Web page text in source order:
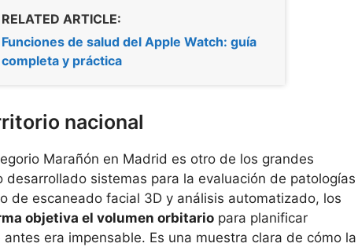
RELATED ARTICLE:
Funciones de salud del Apple Watch: guía
completa y práctica
nacional
Marañón en Madrid es otro de los grandes
sistemas para la evaluación de patologías
de escaneado facial 3D y análisis automatizado, los
objetiva el volumen orbitario para planificar
era impensable. Es una muestra clara de cómo la